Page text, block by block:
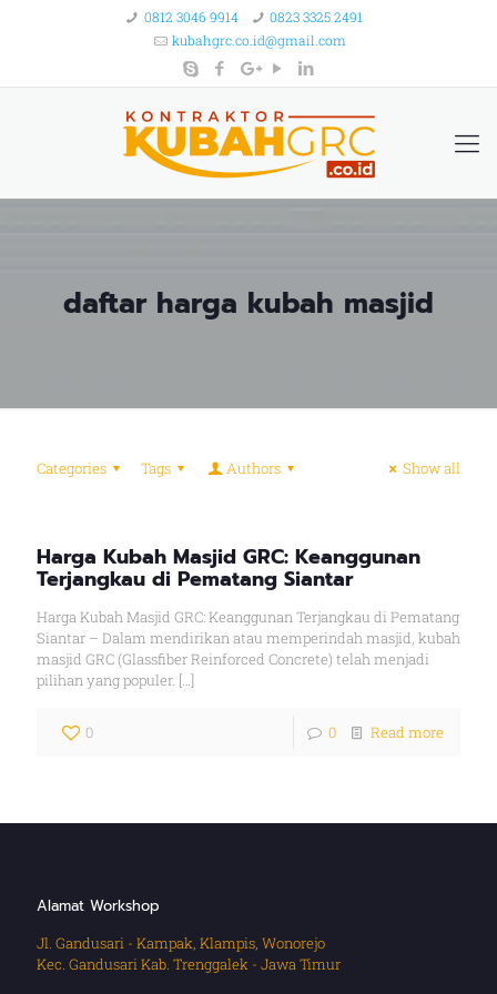
0812 3046 9914
0823 3325 2491
kubahgrc.co.id@gmail.com
daftar harga kubah masjid
Categories Tags Authors Show all
Harga Kubah Masjid GRC: Keanggunan
Terjangkau di Pematang Siantar
Harga Kubah Masjid GRC: Keanggunan Terjangkau di Pematang
Siantar – Dalam mendirikan atau memperindah masjid, kubah
masjid GRC (Glassfiber Reinforced Concrete) telah menjadi
pilihan yang populer. […]
0 0 Read more
Alamat Workshop
Jl. Gandusari - Kampak, Klampis, Wonorejo
Kec. Gandusari Kab. Trenggalek - Jawa Timur